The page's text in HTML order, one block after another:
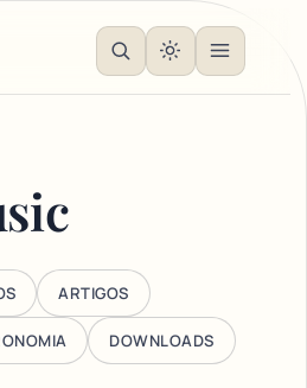
ARTIGOS
DOWNLOADS